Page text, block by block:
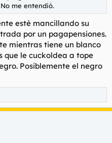
me entendió.
esté mancillando su
por un pagapensiones.
mientras tiene un blanco
que le cuckoldea a tope
Posiblemente el negro